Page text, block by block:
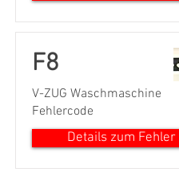
F8
V-ZUG Waschmaschine
Fehlercode
Details zum Fehler